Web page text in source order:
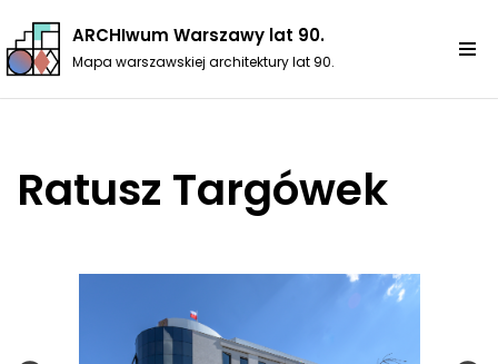
Przejdź
ARCHIwum Warszawy lat 90.
Mapa warszawskiej architektury lat 90.
Ratusz Targówek